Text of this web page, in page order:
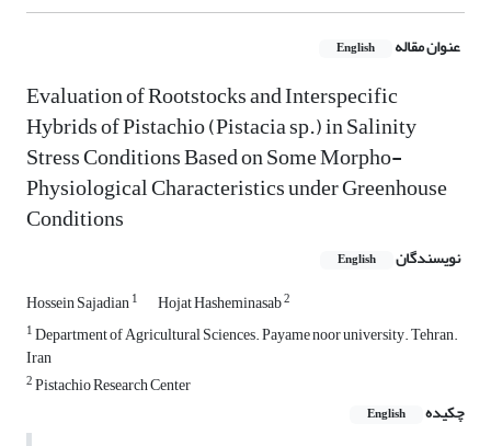
عنوان مقاله English
Evaluation of Rootstocks and Interspecific
Hybrids of Pistachio (Pistacia sp.) in Salinity
Stress Conditions Based on Some Morpho-
Physiological Characteristics under Greenhouse
Conditions
نویسندگان English
Hossein Sajadian1 Hojat Hasheminasab2
1Department of Agricultural Sciences. Payame noor university. Tehran.
Iran
2Pistachio Research Center
چکیده
English